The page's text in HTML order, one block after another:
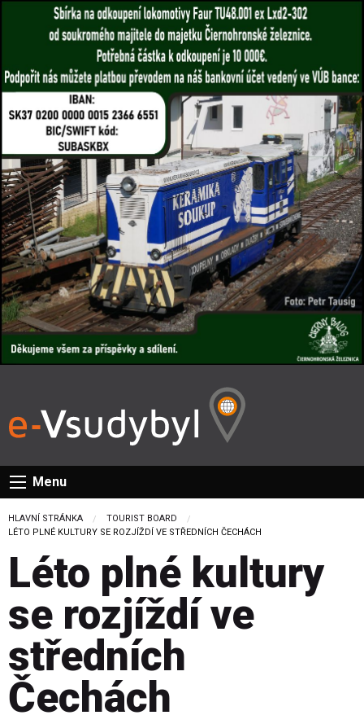
Menu
HLAVNÍ STRÁNKA
TOURIST BOARD
CURRENT:
LÉTO PLNÉ KULTURY SE ROZJÍŽDÍ VE STŘEDNÍCH ČECHÁCH
Léto plné kultury
se rozjíždí ve
středních
Čechách